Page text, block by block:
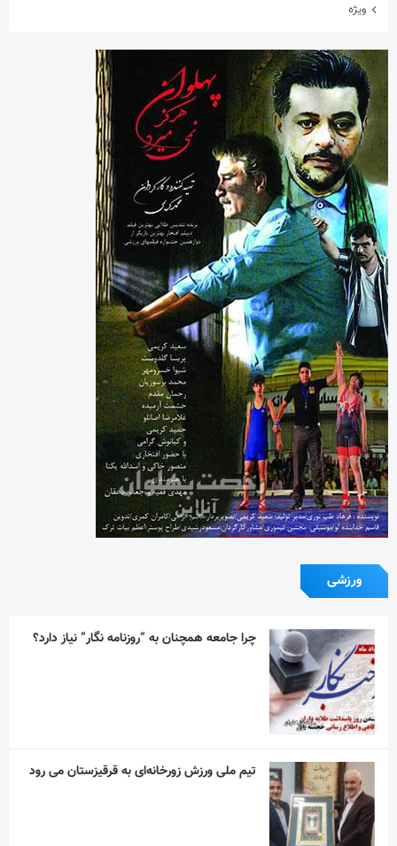
ویژه
ورزشی
چرا جامعه همچنان به “روزنامه نگار” نیاز دارد؟
تیم ملی ورزش زورخانه‌ای به قرقیزستان می رود